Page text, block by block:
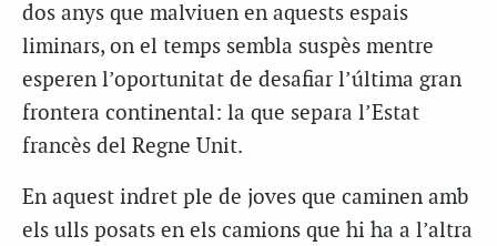
dos anys que malviuen en aquests espais
liminars, on el temps sembla suspès mentre
esperen l’oportunitat de desafiar l’última gran
frontera continental: la que separa l’Estat
francès del Regne Unit.
En aquest indret ple de joves que caminen amb
els ulls posats en els camions que hi ha a l’altra